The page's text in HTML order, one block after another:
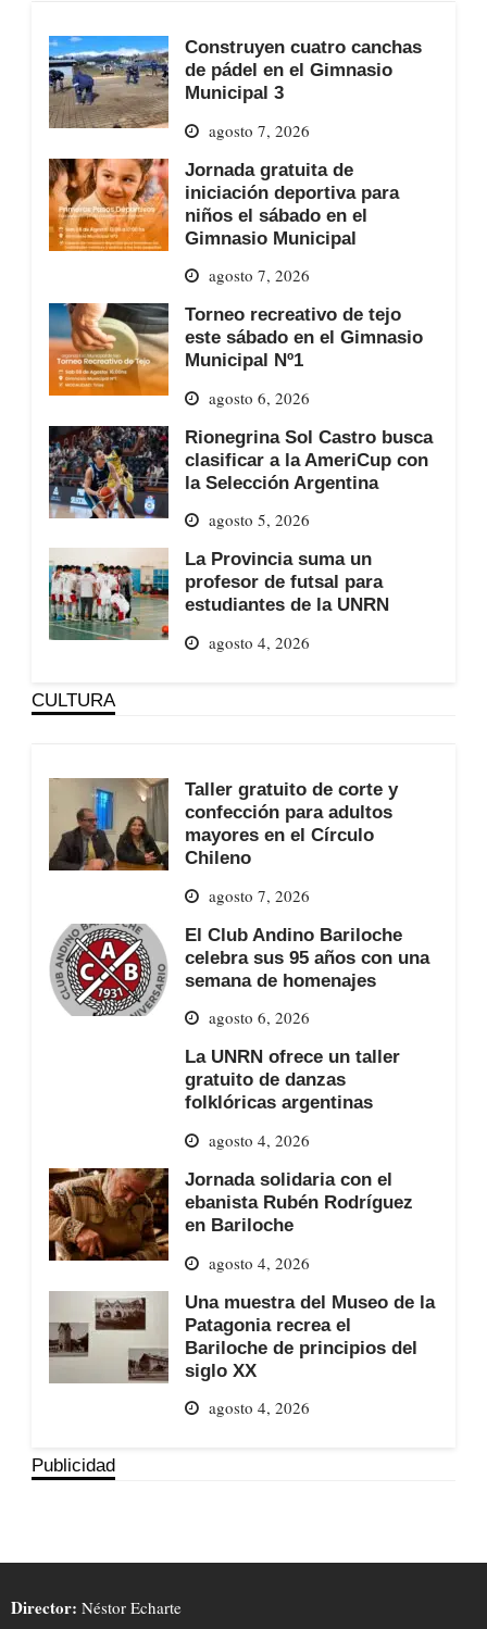
Construyen cuatro canchas
de pádel en el Gimnasio
Municipal 3
agosto 7, 2026
Jornada gratuita de
iniciación deportiva para
niños el sábado en el
Gimnasio Municipal
agosto 7, 2026
Torneo recreativo de tejo
este sábado en el Gimnasio
Municipal Nº1
agosto 6, 2026
Rionegrina Sol Castro busca
clasificar a la AmeriCup con
la Selección Argentina
agosto 5, 2026
La Provincia suma un
profesor de futsal para
estudiantes de la UNRN
agosto 4, 2026
CULTURA
Taller gratuito de corte y
confección para adultos
mayores en el Círculo
Chileno
agosto 7, 2026
El Club Andino Bariloche
celebra sus 95 años con una
semana de homenajes
agosto 6, 2026
La UNRN ofrece un taller
gratuito de danzas
folklóricas argentinas
agosto 4, 2026
Jornada solidaria con el
ebanista Rubén Rodríguez
en Bariloche
agosto 4, 2026
Una muestra del Museo de la
Patagonia recrea el
Bariloche de principios del
siglo XX
agosto 4, 2026
Publicidad
Director: Néstor Echarte